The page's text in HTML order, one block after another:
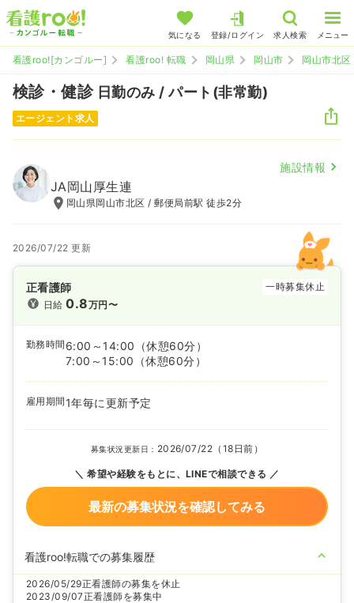
気になる 登録/ログイン 求人検索 メニュー
看護roo![カンゴルー] 看護roo! 転職 岡山県 岡山市 岡山市北区
検診・健診日勤のみ / パート(非常勤)
エージェント求人
施設情報
JA岡山厚生連
岡山県岡山市北区 / 郵便局前駅 徒歩2分
2026/07/22 更新
正看護師
一時募集休止
日給0.8万円〜
勤務時間 6:00～14:00
（休憩60分）
7:00～15:00
（休憩60分）
雇用期間 1年毎に更新予定
募集状況更新日： 2026/07/22（18日前）
希望や経験をもとに、LINEで相談できる
最新の募集状況を確認してみる
看護roo!転職での募集履歴
2026/05/29正看護師の募集を休止
2023/09/07正看護師を募集中